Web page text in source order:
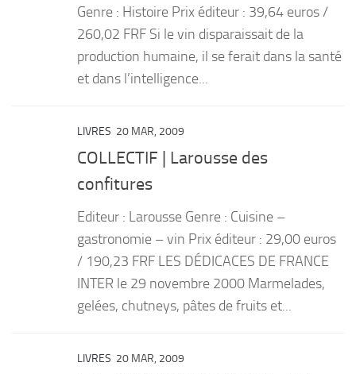
Genre : Histoire Prix éditeur : 39,64 euros /
260,02 FRF Si le vin disparaissait de la
production humaine, il se ferait dans la santé
et dans l’intelligence...
LIVRES 20 MAR, 2009
COLLECTIF | Larousse des
confitures
Editeur : Larousse Genre : Cuisine –
gastronomie – vin Prix éditeur : 29,00 euros
/ 190,23 FRF LES DÉDICACES DE FRANCE
INTER le 29 novembre 2000 Marmelades,
gelées, chutneys, pâtes de fruits et...
LIVRES 20 MAR, 2009